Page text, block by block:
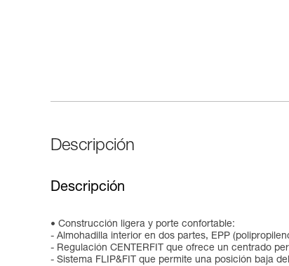
Descripción
Descripción
Construcción ligera y porte confortable:
- Almohadilla interior en dos partes, EPP
- Regulación CENTERFIT que ofrece un centrado
- Sistema FLIP&FIT que permite una posición baja